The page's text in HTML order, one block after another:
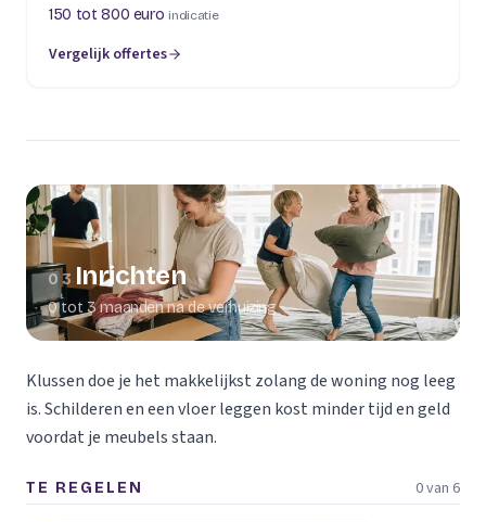
150 tot 800 euro indicatie
Vergelijk offertes
(opent in een nieuw tabblad)
03 Inrichten
0 tot 3 maanden na de verhuizing
Klussen doe je het makkelijkst zolang de woning nog leeg
is. Schilderen en een vloer leggen kost minder tijd en geld
voordat je meubels staan.
TE REGELEN 0 van 6